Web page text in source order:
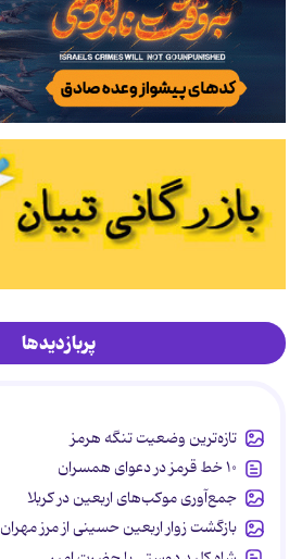
پربازدیدها
تازه‌ترین وضعیت تنگه هرمز
۱۰ خط قرمز در دعوای همسران
جمع‌آوری موکب‌های اربعین در کربلا
بازگشت زوار اربعین حسینی از مرز مهران